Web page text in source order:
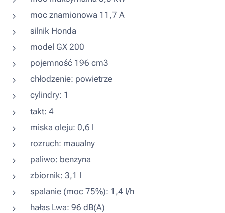
moc znamionowa 11,7 A
silnik Honda
model GX 200
pojemność 196 cm3
chłodzenie: powietrze
cylindry: 1
takt: 4
miska oleju: 0,6 l
rozruch: maualny
paliwo: benzyna
zbiornik: 3,1 l
spalanie (moc 75%): 1,4 l/h
hałas Lwa: 96 dB(A)